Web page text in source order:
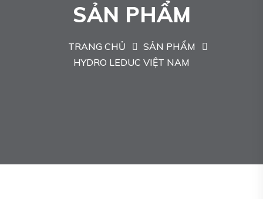
SẢN PHẨM
TRANG CHỦ
SẢN PHẨM
HYDRO LEDUC VIỆT NAM